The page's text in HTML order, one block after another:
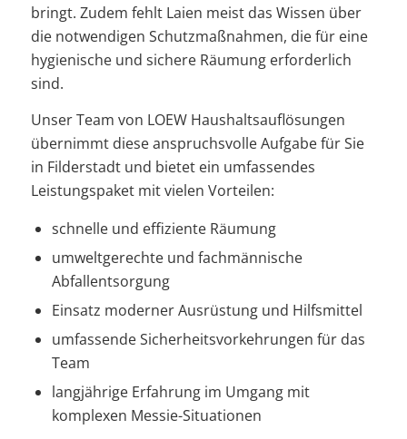
bringt. Zudem fehlt Laien meist das Wissen über
die notwendigen Schutzmaßnahmen, die für eine
hygienische und sichere Räumung erforderlich
sind.
Unser Team von LOEW Haushaltsauflösungen
übernimmt diese anspruchsvolle Aufgabe für Sie
in Filderstadt und bietet ein umfassendes
Leistungspaket mit vielen Vorteilen:
schnelle und effiziente Räumung
umweltgerechte und fachmännische
Abfallentsorgung
Einsatz moderner Ausrüstung und Hilfsmittel
umfassende Sicherheitsvorkehrungen für das
Team
langjährige Erfahrung im Umgang mit
komplexen Messie-Situationen